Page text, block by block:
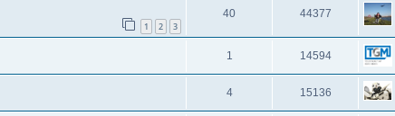
1 2 3
40 44377
1 14594
4 15136